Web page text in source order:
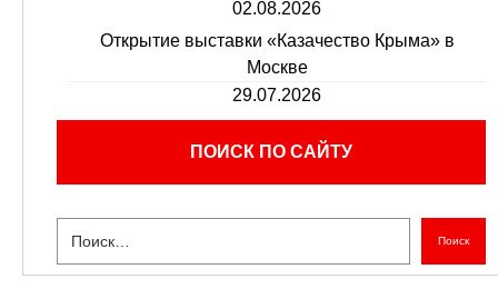
02.08.2026
Открытие выставки «Казачество Крыма» в
Москве
29.07.2026
ПОИСК ПО САЙТУ
Поиск